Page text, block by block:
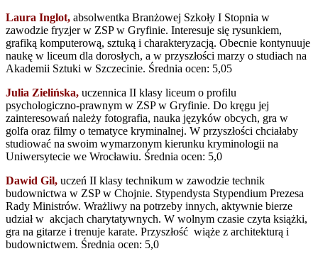
Laura Inglot, absolwentka Branżowej Szkoły I Stopnia w
zawodzie fryzjer w ZSP w Gryfinie. Interesuje się rysunkiem,
grafiką komputerową, sztuką i charakteryzacją. Obecnie kontynuuje
naukę w liceum dla dorosłych, a w przyszłości marzy o studiach na
Akademii Sztuki w Szczecinie. Średnia ocen: 5,05
Julia Zielińska, uczennica II klasy liceum o profilu
psychologiczno-prawnym w ZSP w Gryfinie. Do kręgu jej
zainteresowań należy fotografia, nauka języków obcych, gra w
golfa oraz filmy o tematyce kryminalnej. W przyszłości chciałaby
studiować na swoim wymarzonym kierunku kryminologii na
Uniwersytecie we Wrocławiu. Średnia ocen: 5,0
Dawid Gil, uczeń II klasy technikum w zawodzie technik
budownictwa w ZSP w Chojnie. Stypendysta Stypendium Prezesa
Rady Ministrów. Wrażliwy na potrzeby innych, aktywnie bierze
udział w akcjach charytatywnych. W wolnym czasie czyta książki,
gra na gitarze i trenuje karate. Przyszłość wiąże z architekturą i
budownictwem. Średnia ocen: 5,0